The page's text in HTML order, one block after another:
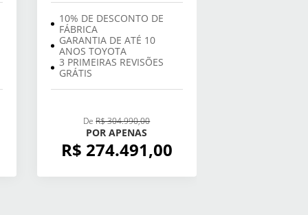
10% DE DESCONTO DE
FÁBRICA
GARANTIA DE ATÉ 10
ANOS TOYOTA
3 PRIMEIRAS REVISÕES
GRÁTIS
DeR$ 304.990,00
POR APENAS
R$ 274.491,00